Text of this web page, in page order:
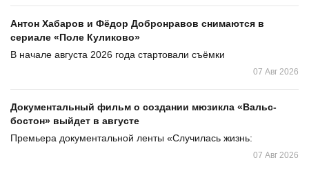
Антон Хабаров и Фёдор Добронравов снимаются в
сериале «Поле Куликово»
В начале августа 2026 года стартовали съёмки
07 Авг 2026
Документальный фильм о создании мюзикла «Вальс-
бостон» выйдет в августе
Премьера документальной ленты «Случилась жизнь:
07 Авг 2026